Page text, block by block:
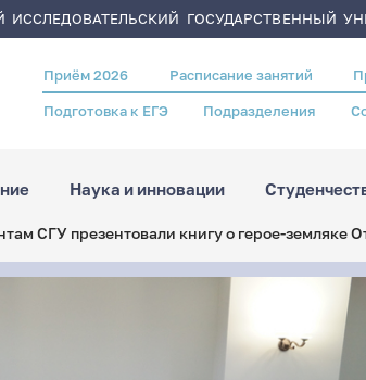
ГОСУДАРСТВЕННЫЙ
Header
menu
Приём 2026 Расписание занятий
Подготовка к ЕГЭ Подразделения
Наука и инновации
СГУ презентовали книгу о герое-земляке